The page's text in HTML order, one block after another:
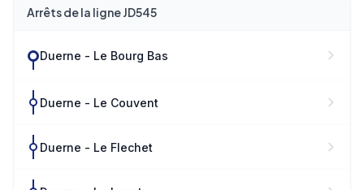
Arrêts de la ligne JD545
Duerne - Le Bourg Bas
Duerne - Le Couvent
Duerne - Le Flechet